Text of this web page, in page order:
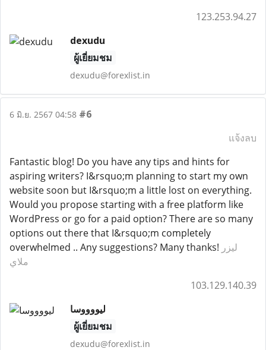
123.253.94.27
dexudu
ผู้เยี่ยมชม
dexudu@forexlist.in
6 มิ.ย. 2567 04:58 #6
แจ้งลบ
Fantastic blog! Do you have any tips and hints for
aspiring writers? I&rsquo;m planning to start my own
website soon but I&rsquo;m a little lost on everything.
Would you propose starting with a free platform like
WordPress or go for a paid option? There are so many
options out there that I&rsquo;m completely
overwhelmed .. Any suggestions? Many thanks! ليزر
ملاي
103.129.140.39
لیووووسا
ผู้เยี่ยมชม
dexudu@forexlist.in